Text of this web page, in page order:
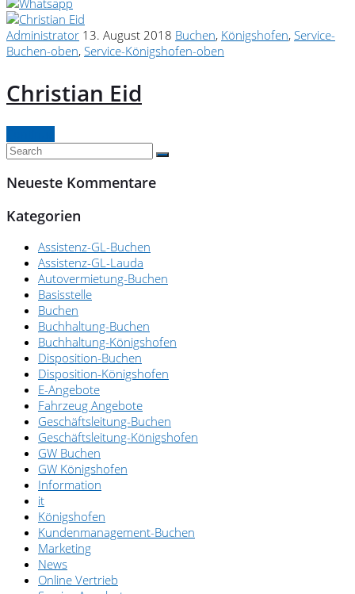
Administrator 13. August 2018 Buchen, Königshofen, Service-
Buchen-oben, Service-Königshofen-oben
Christian Eid
Neueste Kommentare
Kategorien
Assistenz-GL-Buchen
Assistenz-GL-Lauda
Autovermietung-Buchen
Basisstelle
Buchen
Buchhaltung-Buchen
Buchhaltung-Königshofen
Disposition-Buchen
Disposition-Königshofen
E-Angebote
Fahrzeug Angebote
Geschäftsleitung-Buchen
Geschäftsleitung-Königshofen
GW Buchen
GW Königshofen
Information
it
Königshofen
Kundenmanagement-Buchen
Marketing
News
Online Vertrieb